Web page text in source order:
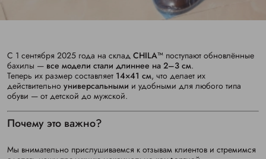
С 1 сентября 2025 года на склад CHILA™ поступают обновлённые
бахилы — все модели стали длиннее на 2–3 см.
Теперь их размер составляет 14×41 см, что делает их
действительно универсальными и удобными для любого типа
обуви — от детской до мужской.
Почему это важно?
Мы внимательно прислушиваемся к отзывам клиентов и стремимся